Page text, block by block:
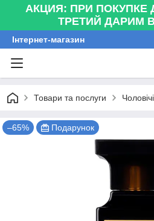
АКЦИЯ: ПРИ ПОКУПКЕ
ТРЕТИЙ ДАРИМ
Інтернет-магазин
Товари та послуги
–65% Подарунок